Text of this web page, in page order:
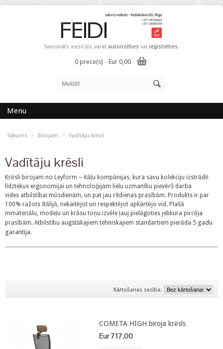
Sveicināts viesi! Jūs varat autorizēties vai reģistrēties.
0 prece(s) - Eur 0,00
Menu
Sākums > Birojam > Vadītāju krēsli
Vadītāju krēsli
Krēsli birojam no Leyform – itāļu kompānijas, kura savu kolekciju izstrādē
līdztekus ergonomijai un tehnoloģijām lielu uzmanību pievērš darba
vides atbilstībai mūsdienām, un pat jau rītdienas prasībām. Produkts ir par
100% ražots Itālijā, nekaitējot un respektējot apkārtējo vid. Plašā
mmateriālu, modeļu un krāsu toņu izvēle ļauj pielāgoties jebkura pircēja
prasībām. Atbilstību augstākajiem tehniskajiem standartiem pierāda 5 gadu
garantija.
Kārtošanas secība:
COMETA HIGH biroja krēsls
Eur 717,00